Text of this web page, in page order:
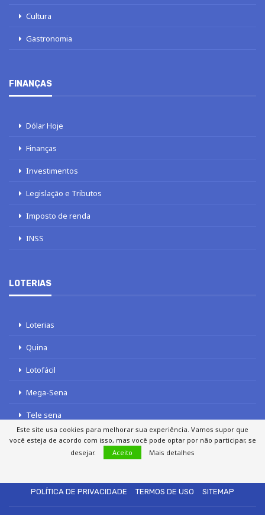
Cultura
Gastronomia
FINANÇAS
Dólar Hoje
Finanças
Investimentos
Legislação e Tributos
Imposto de renda
INSS
LOTERIAS
Loterias
Quina
Lotofácil
Mega-Sena
Tele sena
POLÍTICA DE PRIVACIDADE
TERMOS DE USO SITEMAP
Este site usa cookies para melhorar sua experiência. Vamos supor que
você esteja de acordo com isso, mas você pode optar por não participar, se
desejar.
Aceito Mais detalhes